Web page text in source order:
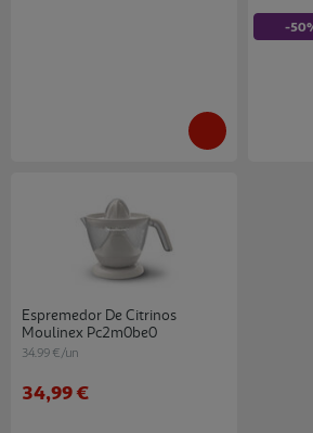
Espremedor De Citrinos
Moulinex Pc2m0be0
34.99 €/un
34,99 €